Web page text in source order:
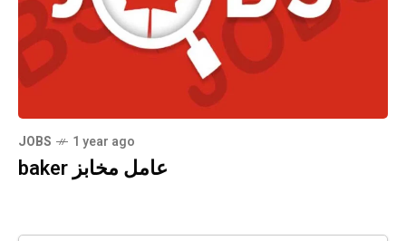
JOBS 1 year ago
baker عامل مخابز